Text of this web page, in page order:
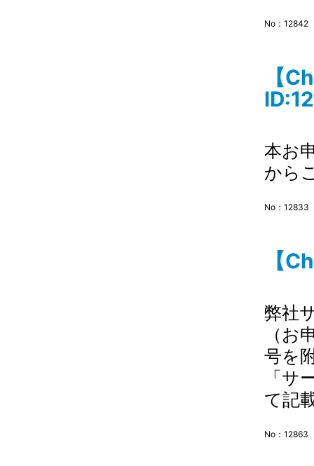
No：12842
【
本お
から
No：12833
【
弊社
（お
号を
「サ
て記
No：12863